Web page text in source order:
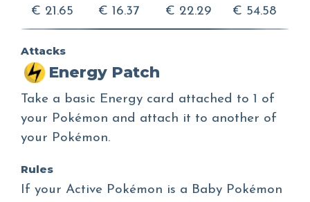
€ 21.65
€ 16.37
€ 22.29
€ 54.58
Attacks
Energy Patch
Take a basic Energy card attached to 1 of
your Pokémon and attach it to another of
your Pokémon.
Rules
If your Active Pokémon is a Baby Pokémon